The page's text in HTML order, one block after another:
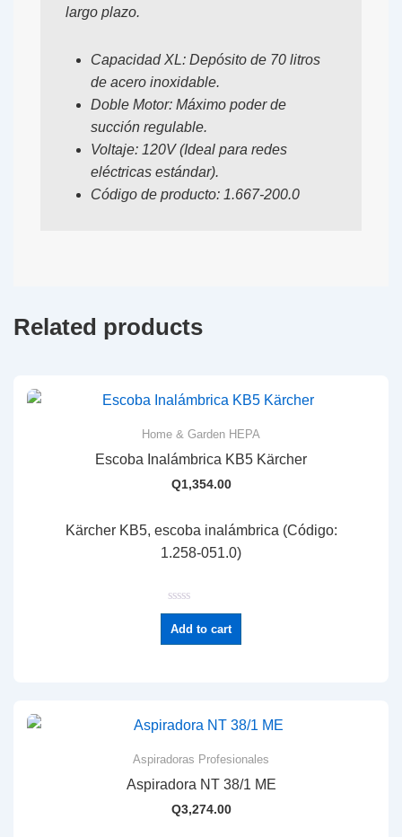
largo plazo.
Capacidad XL: Depósito de 70 litros
de acero inoxidable.
Doble Motor: Máximo poder de
succión regulable.
Voltaje: 120V (Ideal para redes
eléctricas estándar).
Código de producto: 1.667-200.0
Related products
Home & Garden HEPA
Escoba Inalámbrica KB5 Kärcher
Q1,354.00
Kärcher KB5, escoba inalámbrica (Código:
1.258-051.0)
R
a
t
e
f
Add to cart
Aspiradoras Profesionales
Aspiradora NT 38/1 ME
Q3,274.00